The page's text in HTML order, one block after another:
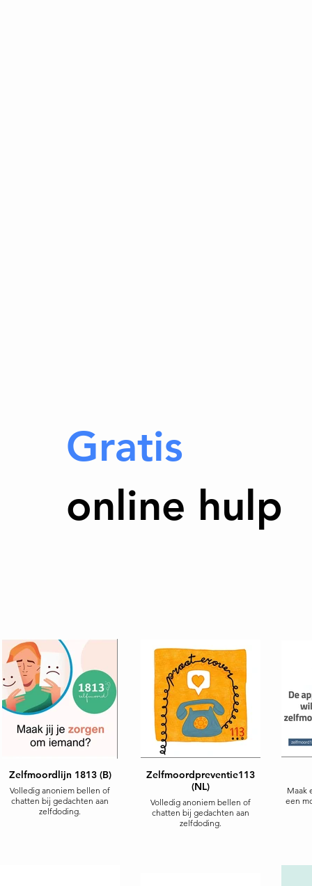
Gratis
online hulp
Zelfmoordlijn 1813 (B)
Volledig anoniem bellen of
chatten bij gedachten aan
zelfdoding.
Zelfmoordpreventie113
(NL)
Volledig anoniem bellen of
chatten bij gedachten aan
zelfdoding.
Maak
een